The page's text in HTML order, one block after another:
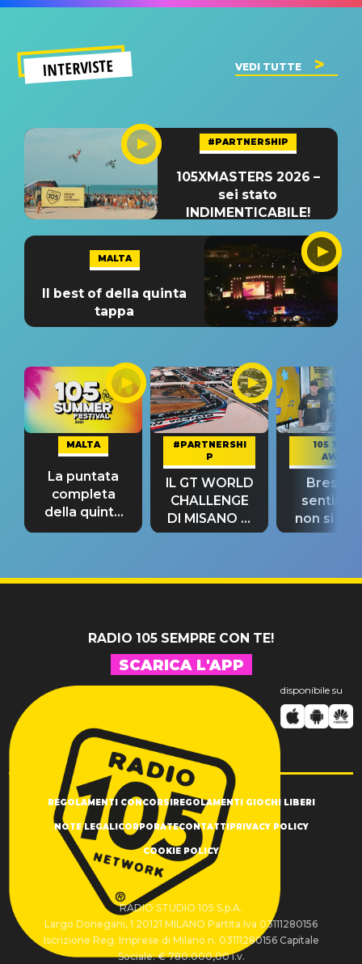
INTERVISTE VEDI TUTTE
#PARTNERSHIP
105XMASTERS 2026 –
sei stato
INDIMENTICABILE!
MALTA
Il best of della quinta
tappa
MALTA
La puntata
completa
della quinta
tappa
#PARTNERSHI
P
IL GT WORLD
CHALLENGE
DI MISANO si
riconferma
105 TAKE
AWAY
Bresh:
non si
fino alla
RADIO 105 SEMPRE CON TE!
SCARICA L'APP
disponibile su
REGOLAMENTI CONCORSIREGOLAMENTI GIOCHI LIBERI
NOTE LEGALICORPORATECONTATTIPRIVACY POLICY
COOKIE POLICY
RADIO STUDIO 105 S.p.A.
Largo Donegani, 1 20121 MILANO Partita Iva 03111280156
Iscrizione Reg. Imprese di Milano n. 03111280156 Capitale
Sociale: € 780.000,00 i.v.